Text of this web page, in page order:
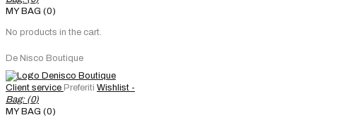
MY BAG (0)
No products in the cart.
De Nisco Boutique
Client service Preferiti Wishlist -
Bag: (0)
MY BAG (0)